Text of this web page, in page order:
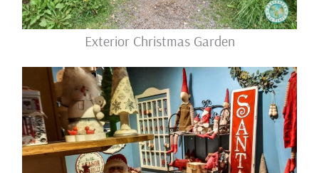
Exterior Christmas Garden